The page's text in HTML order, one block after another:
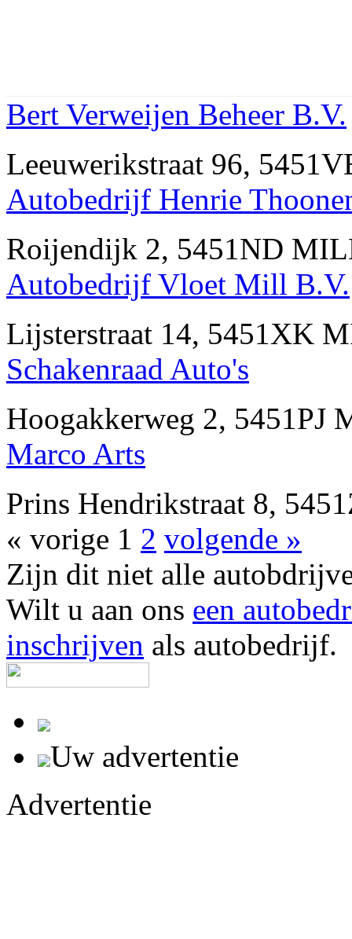
Bert Verweijen Beheer B.V.
Leeuwerikstraat 96,
Autobedrijf Henrie
Roijendijk 2, 5451ND
Autobedrijf Vloet Mill B.V.
Lijsterstraat 14, 5451XK
Schakenraad Auto's
Hoogakkerweg 2, 5451PJ
Marco Arts
Prins Hendrikstraat 8,
« vorige 1 2 volgende »
Zijn dit niet alle
Wilt u aan ons een
inschrijven als autobedrijf.
Uw advertentie
Advertentie